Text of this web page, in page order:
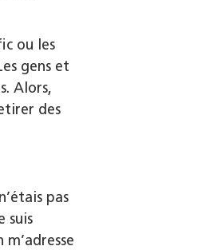
ou les
gens et
Alors,
des
pas
suis